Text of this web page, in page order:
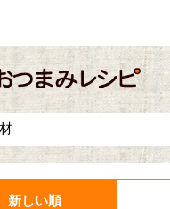
新しい順